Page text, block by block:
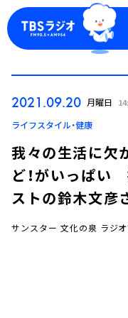
ログイン
2021.09.20 月曜日
ライフスタイル・健康
我々の生活に欠
ど！がいっぱい
ストの鈴木文彦
サンスター 文化の泉 ラジ